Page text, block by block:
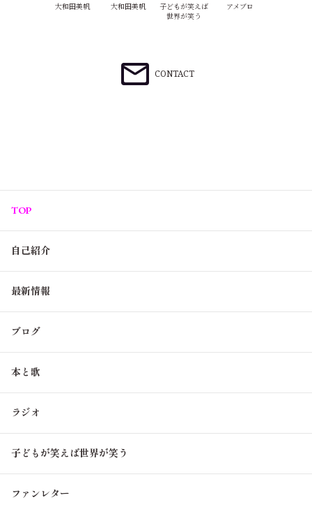
大和田美帆 大和田美帆
子どもが笑えば
世界が笑う
アメブロ
CONTACT
TOP
自己紹介
最新情報
ブログ
本と歌
ラジオ
子どもが笑えば世界が笑う
ファンレター